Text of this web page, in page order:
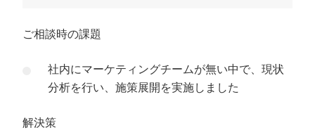
ご相談時の課題
社内にマーケティングチームが無い中で、現状
分析を行い、施策展開を実施しました
解決策